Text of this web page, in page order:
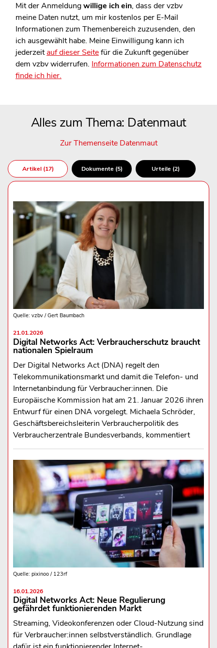
Mit der Anmeldungwillige ich ein, dass der vzbv
meine Daten nutzt, um mir kostenlos per E-Mail
Informationen zum Themenbereich zuzusenden, den
ich ausgewählt habe. Meine Einwilligung kann ich
jederzeitauf dieser Seitefür die Zukunft gegenüber
dem vzbv widerrufen. Informationen zum Datenschutz
finde ich hier.
Alles zum Thema: Datenmaut
Zur Themenseite Datenmaut
Artikel (17) Dokumente (5) Urteile (2)
Quelle: vzbv / Gert Baumbach
21.01.2026
Digital Networks Act: Verbraucherschutz braucht
nationalen Spielraum
Der Digital Networks Act (DNA) regelt den
Telekommunikationsmarkt und damit die Telefon- und
Internetanbindung für Verbraucher:innen. Die
Europäische Kommission hat am 21. Januar 2026 ihren
Entwurf für einen DNA vorgelegt. Michaela Schröder,
Geschäftsbereichsleiterin Verbraucherpolitik des
Verbraucherzentrale Bundesverbands, kommentiert
Quelle: pixinoo / 123rf
16.01.2026
Digital Networks Act: Neue Regulierung
gefährdet funktionierenden Markt
Streaming, Videokonferenzen oder Cloud-Nutzung sind
für Verbraucher:innen selbstverständlich. Grundlage